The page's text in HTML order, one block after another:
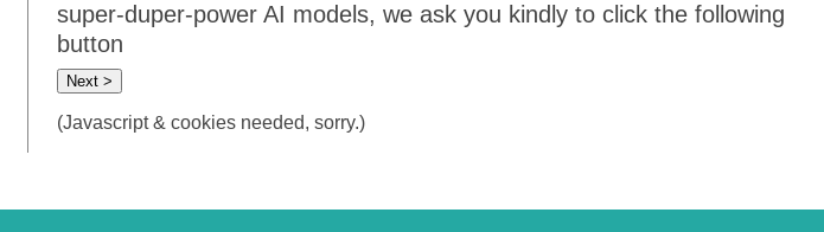
super-duper-power AI models, we ask you kindly to click the following
button
Next >
(Javascript & cookies needed, sorry.)